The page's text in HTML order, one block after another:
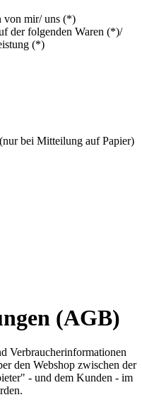
von mir/ uns (*)
der folgenden Waren (*)/
(*)
bei Mitteilung auf Papier)
(AGB)
Verbraucherinformationen
den Webshop zwischen der
- und dem Kunden - im